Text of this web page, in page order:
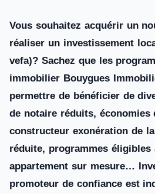
Vous souhaitez acquérir un
réaliser un investissement
vefa)? Sachez que les
immobilier Bouygues
permettre de bénéficier de
de notaire réduits, économies
constructeur exonération de
réduite, programmes
appartement sur mesure…
promoteur de confiance est